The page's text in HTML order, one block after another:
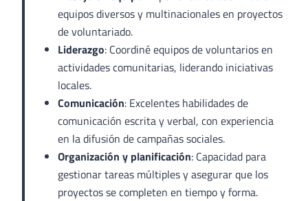
equipos diversos y multinacionales en proyectos
de voluntariado.
Liderazgo: Coordiné equipos de voluntarios en
actividades comunitarias, liderando iniciativas
locales.
Comunicación: Excelentes habilidades de
comunicación escrita y verbal, con experiencia
en la difusión de campañas sociales.
Organización y planificación: Capacidad para
gestionar tareas múltiples y asegurar que los
proyectos se completen en tiempo y forma.